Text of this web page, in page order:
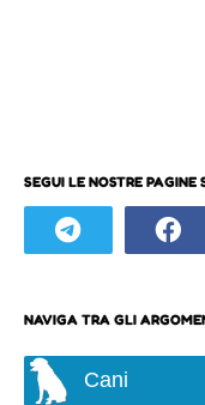
SEGUI LE NOSTRE PAGINE
NAVIGA TRA GLI
Cani